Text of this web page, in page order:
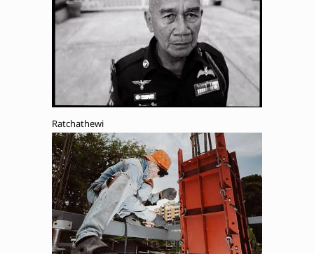
Ratchathewi